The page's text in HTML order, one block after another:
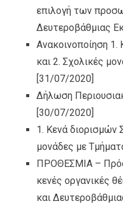
επιλογή των
Δευτεροβάθμιας
Ανακοινοποίηση
και 2. Σχολικές
[31/07/2020]
Δήλωση
[30/07/2020]
1. Κενά διορισμών
μονάδες με
ΠΡΟΘΕΣΜΙΑ –
κενές οργανικές
και